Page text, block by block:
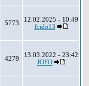
5773
12.02.2025 - 10:49
frido13
4279
13.03.2022 - 23:42
JOFO